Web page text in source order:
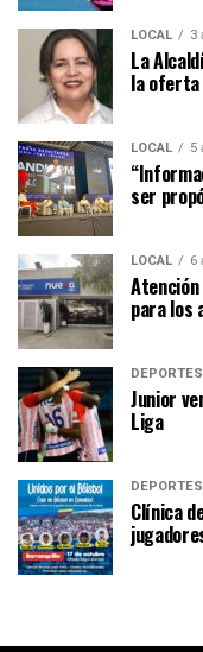
LOCAL 3
La
la oferta
LOCAL 5
ser
LOCAL 6
para los
DEPORTES
Junior
Liga
DEPORTES
Clínica